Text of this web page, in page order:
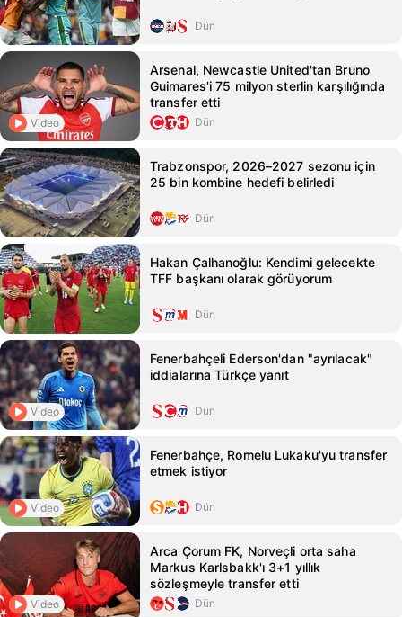
Dün
Video
Arsenal, Newcastle United'tan Bruno
Guimares'i 75 milyon sterlin karşılığında
transfer etti
Dün
Trabzonspor, 2026–2027 sezonu için
25 bin kombine hedefi belirledi
Dün
Hakan Çalhanoğlu: Kendimi gelecekte
TFF başkanı olarak görüyorum
Dün
Video
Fenerbahçeli Ederson'dan "ayrılacak"
iddialarına Türkçe yanıt
Dün
Video
Fenerbahçe, Romelu Lukaku'yu transfer
etmek istiyor
Dün
Video
Arca Çorum FK, Norveçli orta saha
Markus Karlsbakk'ı 3+1 yıllık
sözleşmeyle transfer etti
Dün